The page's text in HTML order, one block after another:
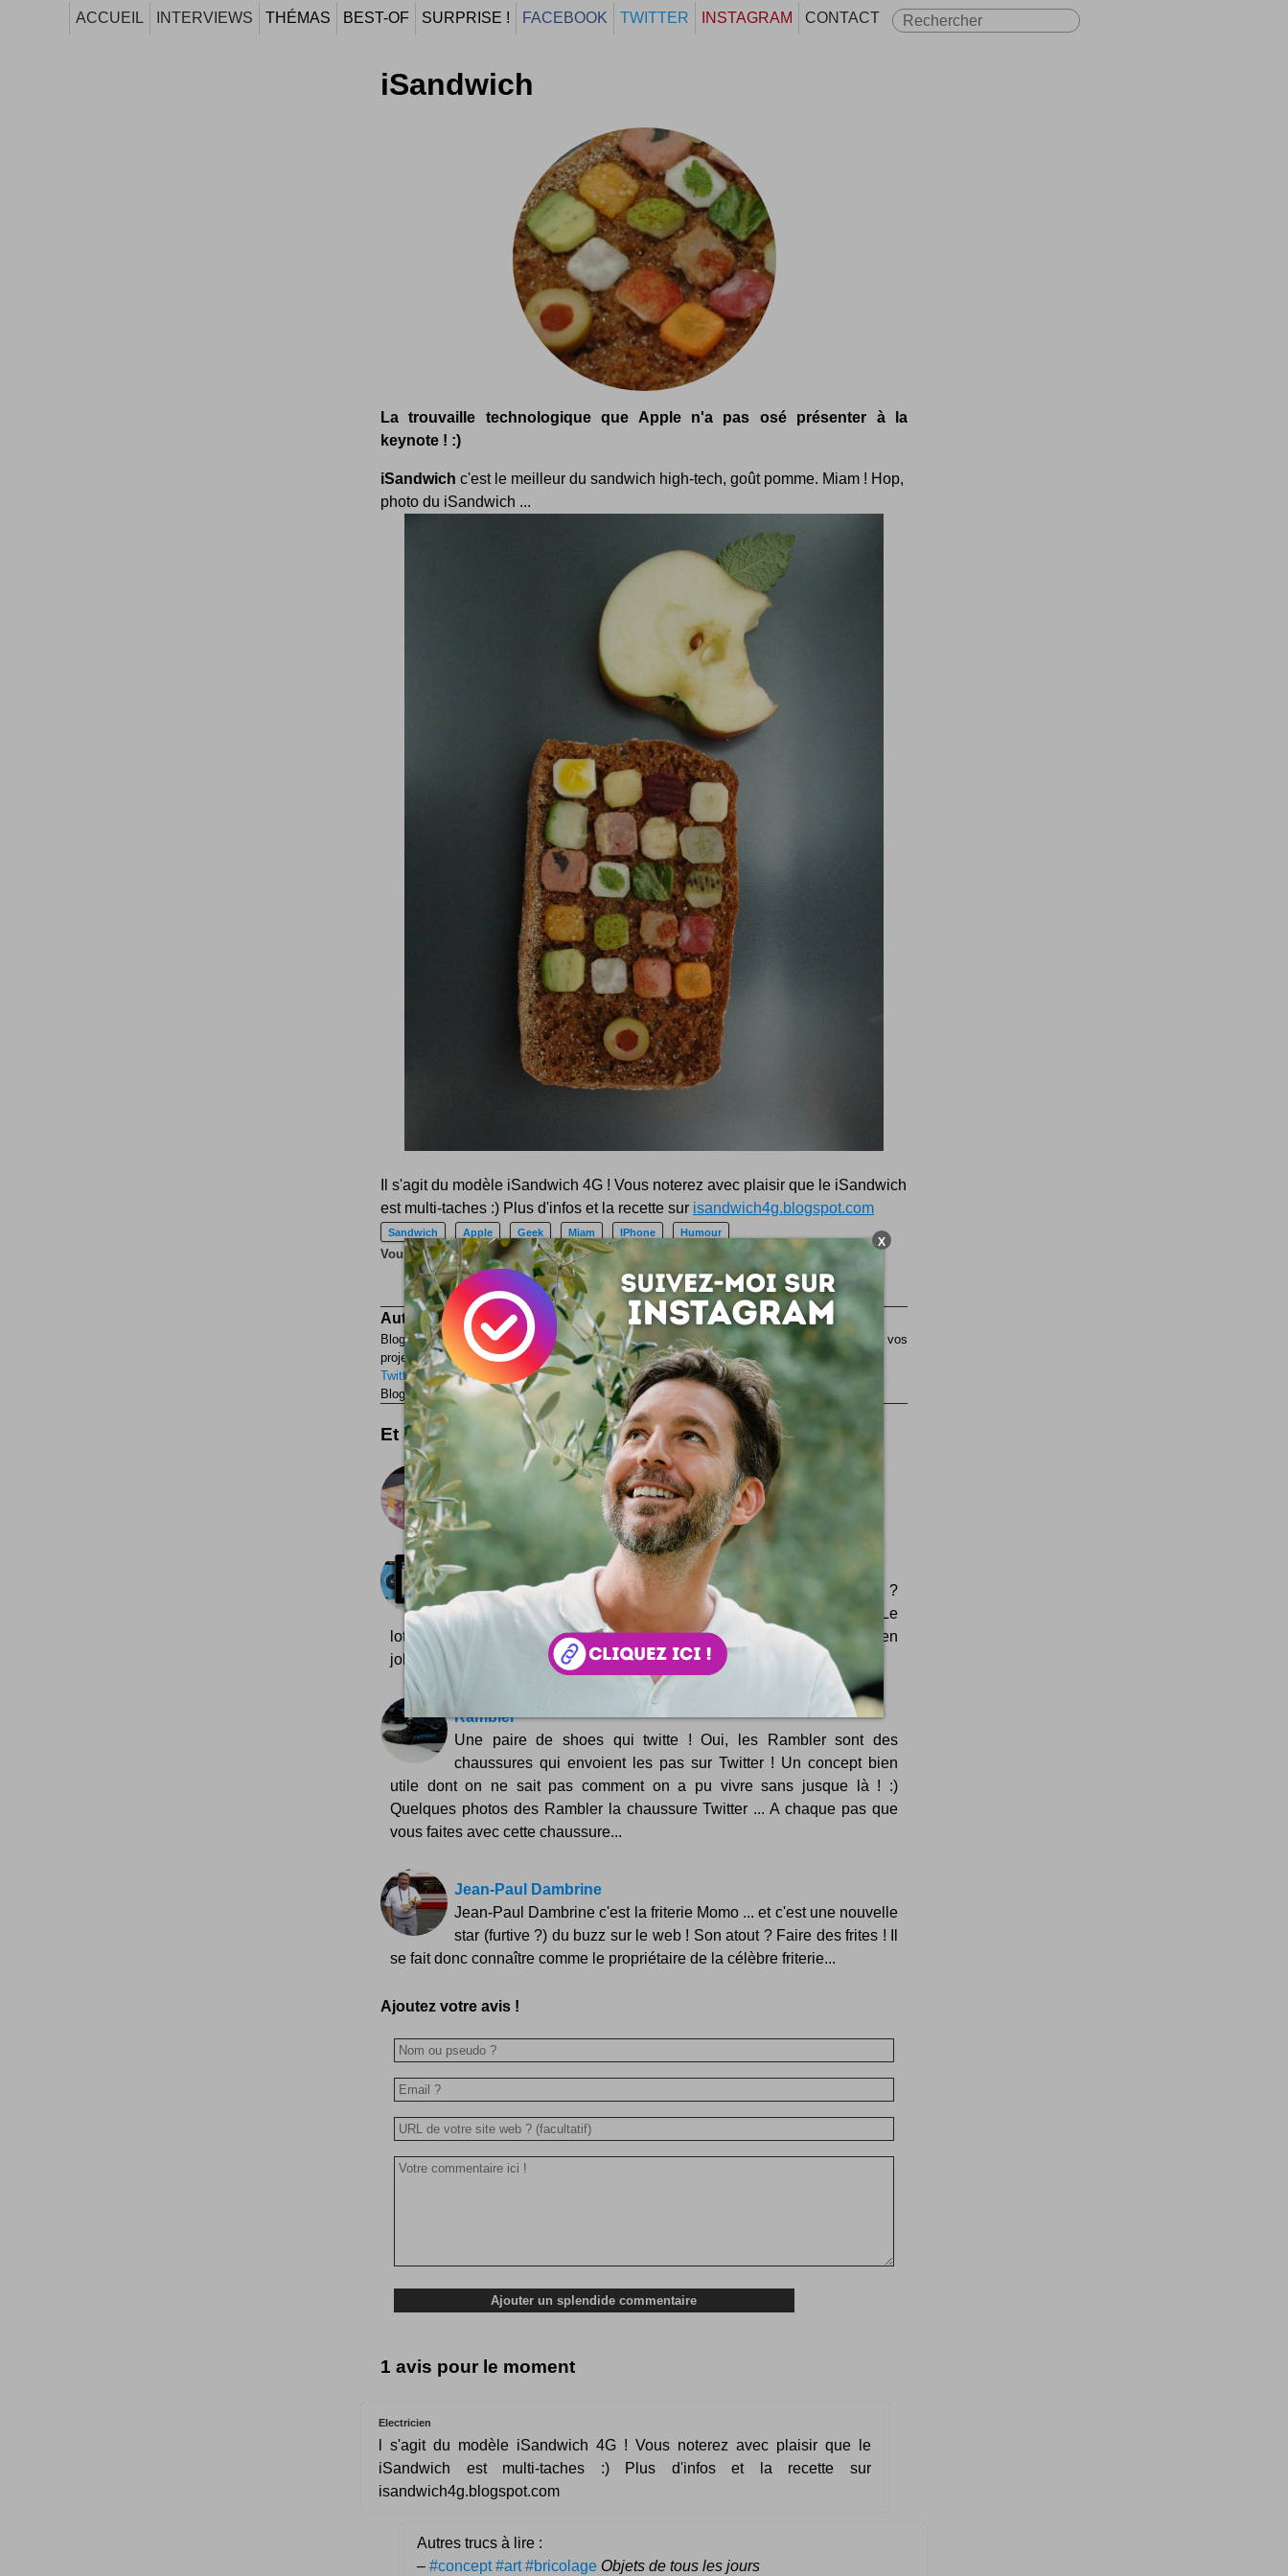
ACCUEIL INTERVIEWS THÉMAS BEST-OF SURPRISE ! FACEBOOK TWITTER INSTAGRAM CONTACT
iSandwich
La trouvaille technologique que Apple n'a pas osé présenter à la
keynote ! :)
iSandwich c'est le meilleur du sandwich high-tech, goût pomme. Miam ! Hop,
photo du iSandwich ...
Il s'agit du modèle iSandwich 4G ! Vous noterez avec plaisir que le iSandwich
est multi-taches :) Plus d'infos et la recette sur isandwich4g.blogspot.com
Sandwich Apple Geek Miam IPhone Humour
Vous avez aimé ce billet ? Partagez :
Save
Auteur :Simon Tripnaux
Blogueur lifestyle - Content manager & expert SEO. Mon job, rendre visible et lisible vos
projets par les mots. Adepte de l'écriture depuis 1978.
Twitter Facebook
LinkedIn
Blogueur ? Auteur ?Rejoignez la rédaction !
Et aussi ...
Rubix Cubewich
Il m'a beaucoup plu celui là ! Miam !
Concours : gagnez un iPad
Un iPad de chez Apple à gagner d'ici le 20 avril ! Comment ?
Avec un simple concours gratuit comme l'air que l'on respire ! Le
lot à gagner : un iPad 32Go ! Pour participer, il suffit ce cliquer sur ce bien
joli lien puis de...
Rambler
Une paire de shoes qui twitte ! Oui, les Rambler sont des
chaussures qui envoient les pas sur Twitter ! Un concept bien
utile dont on ne sait pas comment on a pu vivre sans jusque là ! :)
Quelques photos des Rambler la chaussure Twitter ... A chaque pas que
vous faites avec cette chaussure...
Jean-Paul Dambrine
Jean-Paul Dambrine c'est la friterie Momo ... et c'est une nouvelle
star (furtive ?) du buzz sur le web ! Son atout ? Faire des frites ! Il
se fait donc connaître comme le propriétaire de la célèbre friterie...
Ajoutez votre avis !
1 avis pour le moment
Electricien
l s'agit du modèle iSandwich 4G ! Vous noterez avec plaisir que le
iSandwich est multi-taches :) Plus d'infos et la recette sur
isandwich4g.blogspot.com
Autres trucs à lire :
– #concept #art #bricolage Objets de tous les jours
X